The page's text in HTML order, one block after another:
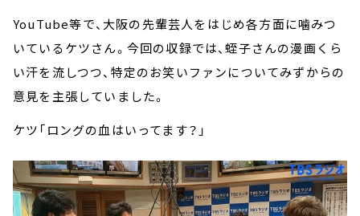
YouTube等で、大阪の先輩芸人をはじめ各方面に噛みつ
いているケツさん。今回の収録では、蛭子さんの漫画くら
い汗を流しつつ、特定のお笑いファンについてみずからの
意見を主張していました。
ケツ「ロングの血はいってます？」